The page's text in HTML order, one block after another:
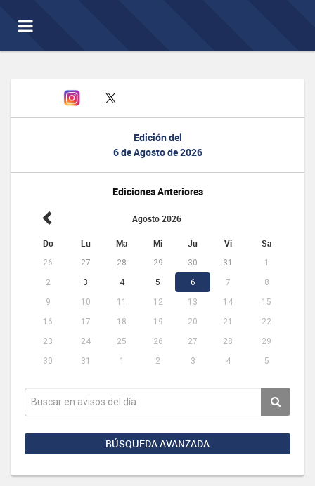
Toggle
navigation
Edición del
6 de Agosto de 2026
Ediciones Anteriores
Agosto 2026
Do Lu Ma Mi Ju Vi Sa
26 27 28 29 30 31
1
2
3 4 5 6 7
8
9
10 11 12 13 14
15
16
17 18 19 20 21
22
23
24 25 26 27 28
29
30
31 1 2 3 4 5
BÚSQUEDA AVANZADA